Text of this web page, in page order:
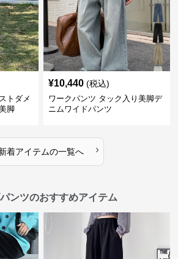
トダメ
脚
¥10,440 (税込)
ワークパンツ タック入り美脚デ
ニムワイドパンツ
着アイテムの一覧へ ›
ンツのおすすめアイテム